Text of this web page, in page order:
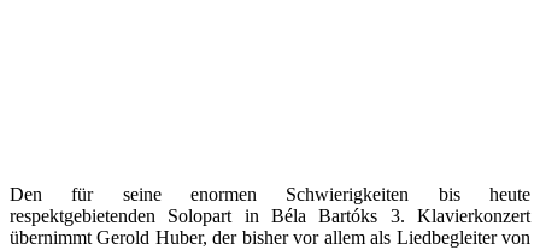
Den für seine enormen Schwierigkeiten bis heute
respektgebietenden Solopart in Béla Bartóks 3. Klavierkonzert
übernimmt Gerold Huber, der bisher vor allem als Liedbegleiter von